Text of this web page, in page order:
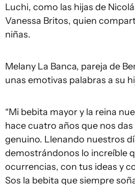
Luchi, como las hijas de
Vanessa Britos, quien
niñas.
Melany La Banca, pareja de
unas emotivas palabras a su
“Mi bebita mayor y la reina
hace cuatro años que nos
genuino. Llenando nuestros
demostrándonos lo increíble
ocurrencias, con tus ideas y
Sos la bebita que siempre